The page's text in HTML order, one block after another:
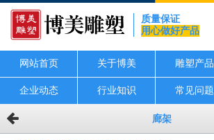
质量保证
用心做好产品
网站首页 关于博美 雕塑产品
企业动态 行业知识 常见问题
廊架